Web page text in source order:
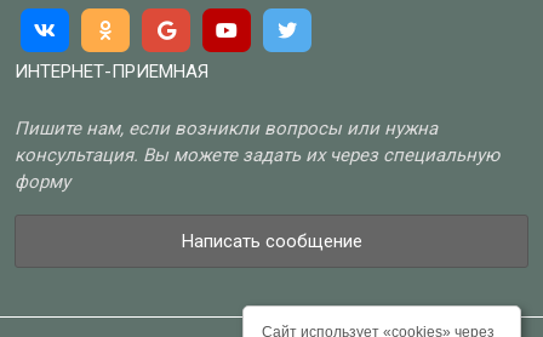
ИНТЕРНЕТ-ПРИЕМНАЯ
Пишите нам, если возникли вопросы или нужна
консультация. Вы можете задать их через специальную
форму
Написать сообщение
Сайт использует «cookies» через